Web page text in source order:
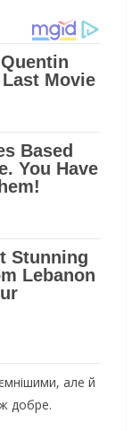
але й
добре.